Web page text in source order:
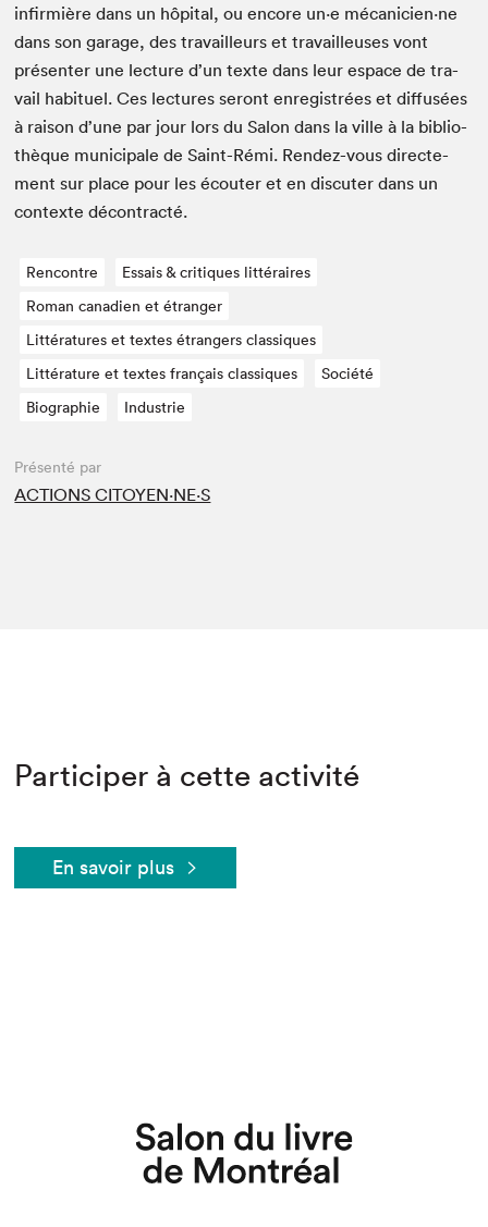
infir­mière dans un hôpi­tal, ou encore un·e mécanicien·ne
dans son garage, des tra­vailleurs et tra­vailleuses vont
présen­ter une lec­ture d’un texte dans leur espace de tra­
vail habituel. Ces lec­tures seront enreg­istrées et dif­fusées
à rai­son d’une par jour lors du Salon dans la ville à la bib­lio­
thèque munic­i­pale de Saint-Rémi. Ren­dez-vous directe­
ment sur place pour les écouter et en dis­cuter dans un
con­texte décontracté.
Rencontre
Essais & critiques littéraires
Roman canadien et étranger
Littératures et textes étrangers classiques
Littérature et textes français classiques
Société
Biographie
Industrie
Présenté par
ACTIONS CITOYEN⋅NE⋅S
Participer à cette activité
En savoir plus